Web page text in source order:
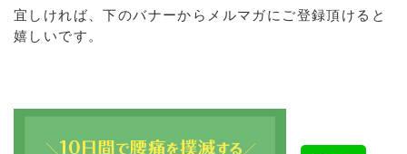
宜しければ、下のバナーからメルマガにご登録頂けると
嬉しいです。